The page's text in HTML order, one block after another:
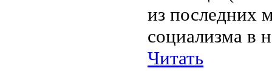
из последних
социализма в
Читать